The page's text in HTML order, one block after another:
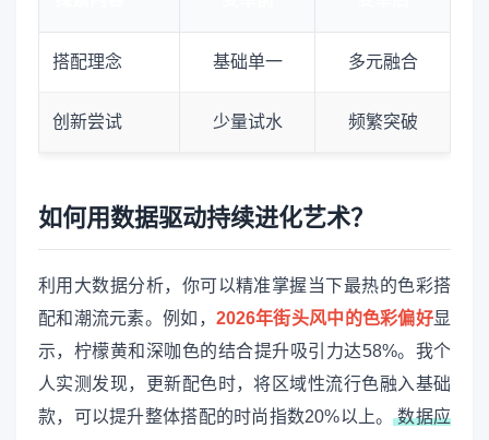
搭配理念 基础单一 多元融合
创新尝试 少量试水 频繁突破
如何用数据驱动持续进化艺术？
利用大数据分析，你可以精准掌握当下最热的色彩搭
配和潮流元素。例如， 2026年街头风中的色彩偏好显
示，柠檬黄和深咖色的结合提升吸引力达58%。我个
人实测发现，更新配色时，将区域性流行色融入基础
款，可以提升整体搭配的时尚指数20%以上。 数据应